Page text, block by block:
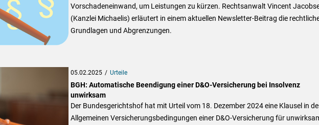
Vorschadeneinwand, um Leistungen zu kürzen. Rechtsanwalt Vincent
(Kanzlei Michaelis) erläutert in einem aktuellen Newsletter-Beitrag die
Grundlagen und Abgrenzungen.
05.02.2025 Urteile
BGH: Automatische Beendigung einer D&O-Versicherung bei Insolvenz
unwirksam
Der Bundesgerichtshof hat mit Urteil vom 18. Dezember 2024 eine Klausel in
Allgemeinen Versicherungsbedingungen einer D&O-Versicherung für